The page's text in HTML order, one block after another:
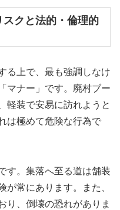
クと法的・倫理的
る上で、最も強調しなけ
マナー」です。廃村ブー
軽装で安易に訪れようと
は極めて危険な行為で
す。集落へ至る道は舗装
が常にあります。また、
り、倒壊の恐れがありま